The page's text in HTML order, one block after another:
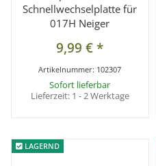
Schnellwechselplatte für
017H Neiger
9,99 €*
Artikelnummer: 102307
Sofort lieferbar
Lieferzeit: 1 - 2 Werktage
LAGERND
LAGERND